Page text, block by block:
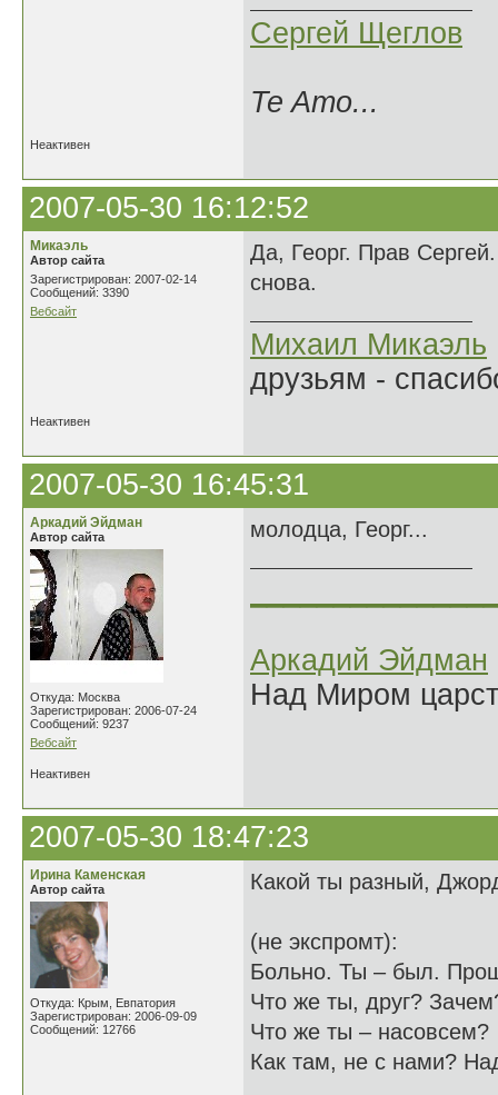
Сергей Щеглов
Te Amo...
Неактивен
2007-05-30 16:12:52
Микаэль
Автор сайта
Зарегистрирован: 2007-02-14
Сообщений: 3390
Вебсайт
Да, Георг. Прав
снова.
Михаил Микаэль
друзьям -
Неактивен
2007-05-30 16:45:31
Аркадий Эйдман
Автор сайта
Откуда: Москва
Зарегистрирован: 2006-07-24
Сообщений: 9237
Вебсайт
молодца, Георг...
Аркадий Эйдман
Над Миром
Неактивен
2007-05-30 18:47:23
Ирина Каменская
Автор сайта
Откуда: Крым, Евпатория
Зарегистрирован: 2006-09-09
Сообщений: 12766
Какой ты разный,
(не экспромт):
Больно. Ты – был.
Что же ты, друг?
Что же ты – насовсем?
Как там, не с нами?